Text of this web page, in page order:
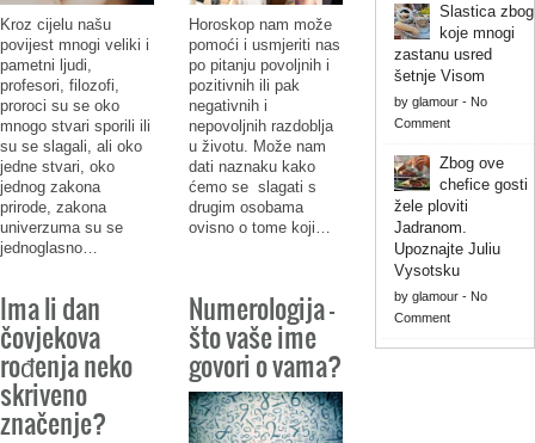
Kroz cijelu našu
povijest mnogi veliki i
pametni ljudi,
profesori, filozofi,
proroci su se oko
mnogo stvari sporili ili
su se slagali, ali oko
jedne stvari, oko
jednog zakona
prirode, zakona
univerzuma su se
jednoglasno…
Horoskop nam može
pomoći i usmjeriti nas
po pitanju povoljnih i
pozitivnih ili pak
negativnih i
nepovoljnih razdoblja
u životu. Može nam
dati naznaku kako
ćemo se slagati s
drugim osobama
ovisno o tome koji…
Ima li dan
čovjekova
rođenja neko
skriveno
značenje?
Numerologija –
što vaše ime
govori o vama?
Slastica zbog
koje mnogi
zastanu usred
šetnje Visom
by glamour- No
Comment
Zbog ove
chefice gosti
žele ploviti
Jadranom.
Upoznajte Juliu
Vysotsku
by glamour- No
Comment